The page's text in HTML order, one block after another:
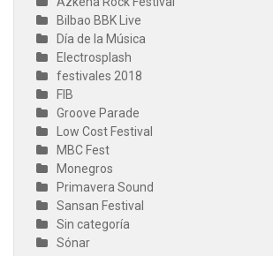
Bilbao BBK Live
Día de la Música
Electrosplash
festivales 2018
FIB
Groove Parade
Low Cost Festival
MBC Fest
Monegros
Primavera Sound
Sansan Festival
Sin categoría
Sónar